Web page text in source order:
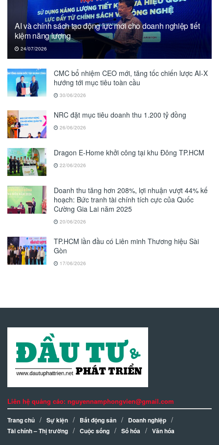
AI và chính sách tạo động lực mới cho doanh nghiệp tiết
kiệm năng lượng
24/07/2026
CMC bổ nhiệm CEO mới, tăng tốc chiến lược AI-X
hướng tới mục tiêu toàn cầu
30/06/2026
NRC đặt mục tiêu doanh thu 1.200 tỷ đồng
26/06/2026
Dragon E-Home khởi công tại khu Đông TP.HCM
22/06/2026
Doanh thu tăng hơn 208%, lợi nhuận vượt 44% kế
hoạch: Bức tranh tài chính tích cực của Quốc
Cường Gia Lai năm 2025
20/06/2026
TP.HCM lần đầu có Liên minh Thương hiệu Sài
Gòn
17/06/2026
Liên hệ quảng cáo: nguyennamphongvien@gmail.com
Trang chủ Sự kiện Bất động sản
Doanh nghiệp
Tài chính – Thị trường
Cuộc sống Số hóa Văn hóa